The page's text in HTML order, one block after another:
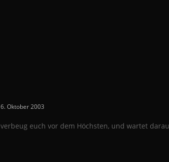
6. Oktober 2003
verbeug euch vor dem Höchsten, und wartet